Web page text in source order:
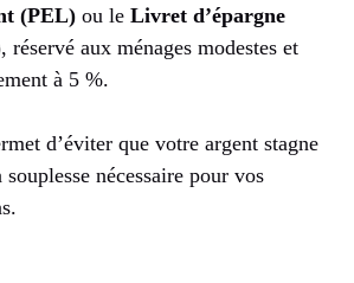
(PEL) ou le Livret d’épargne
, réservé aux ménages modestes et
à 5 %.
d’éviter que votre argent stagne
nécessaire pour vos